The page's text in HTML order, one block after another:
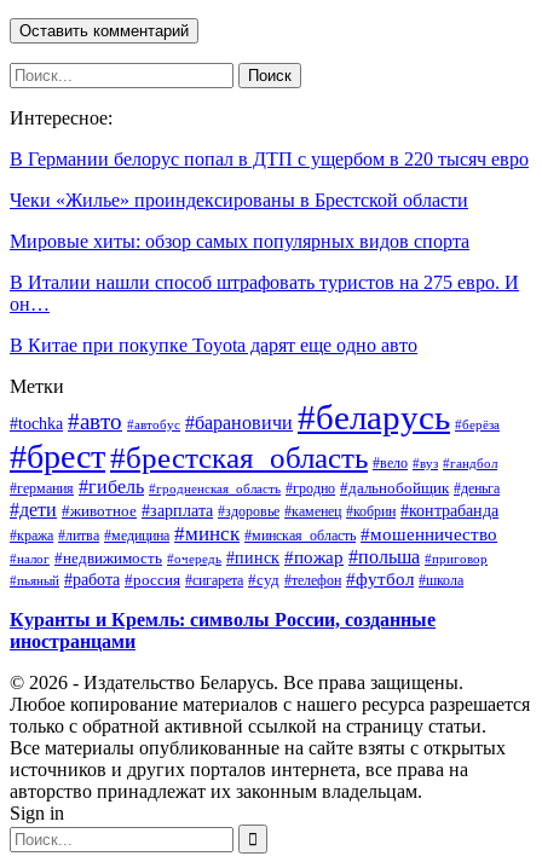
Интересное:
В Германии белорус попал в ДТП с ущербом в 220 тысяч евро
Чеки «Жилье» проиндексированы в Брестской области
Мировые хиты: обзор самых популярных видов спорта
В Италии нашли способ штрафовать туристов на 275 евро. И
он…
В Китае при покупке Toyota дарят еще одно авто
Метки
#tochka #авто #автобус #барановичи #беларусь #берёза
#брест#брестская_область #вело #вуз #гандбол
#германия #гибель #гродненская_область #гродно #дальнобойщик #деньга
#дети #животное #зарплата #здоровье #каменец #кобрин #контрабанда
#кража #литва #медицина #минск #минская_область #мошенничество
#налог #недвижимость #очередь #пинск #пожар #польша #приговор
#пьяный #работа #россия #сигарета #суд #телефон #футбол #школа
Куранты и Кремль: символы России, созданные
иностранцами
© 2026 - Издательство Беларусь. Все права защищены.
Любое копирование материалов с нашего ресурса разрешается
только с обратной активной ссылкой на страницу статьи.
Все материалы опубликованные на сайте взяты с открытых
источников и других порталов интернета, все права на
авторство принадлежат их законным владельцам.
Sign in